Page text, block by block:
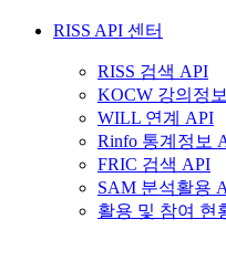
RISS API 센터
RISS 검색 API
KOCW 강의정
WILL 연계 API
Rinfo 통계정보
FRIC 검색 API
SAM 분석활용
활용 및 참여 현